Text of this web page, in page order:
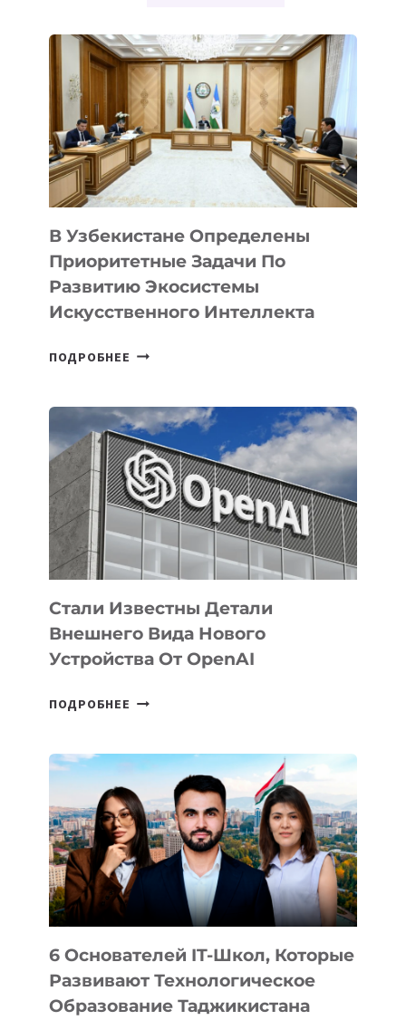
В Узбекистане Определены
Приоритетные Задачи По
Развитию Экосистемы
Искусственного Интеллекта
ПОДРОБНЕЕ В
ПРИОРИТЕТНЫЕ
ЗАДАЧИ
ПО
РАЗВИТИЮ
ЭКОСИСТЕМЫ
ИСКУССТВЕННОГО
ИНТЕЛЛЕКТА
Стали Известны Детали
Внешнего Вида Нового
Устройства От OpenAI
ПОДРОБНЕЕ СТАЛИ
ВНЕШНЕГО
ВИДА
НОВОГО
УСТРОЙСТВА
ОТ
OPENAI
6 Основателей IT-Школ, Которые
Развивают Технологическое
Образование Таджикистана